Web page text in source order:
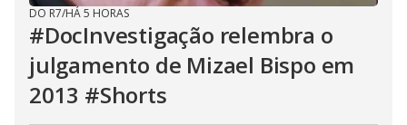
DO R7/HÁ 5 HORAS
#DocInvestigação relembra o
julgamento de Mizael Bispo em
2013 #Shorts